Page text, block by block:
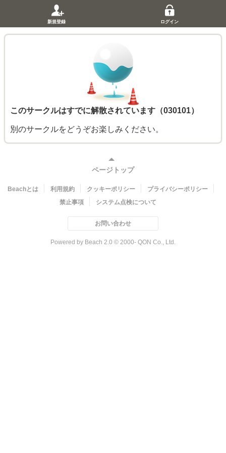
新規登録 ログイン
このサークルはすでに解散されています（030101）
別のサークルをどうぞお楽しみください。
ページトップ
Beachとは 利用規約 クッキーポリシー
プライバシーポリシー
禁止事項
システム点検について
お問い合わせ
Powered by Beach 2.0 © 2000- QON Co., Ltd.